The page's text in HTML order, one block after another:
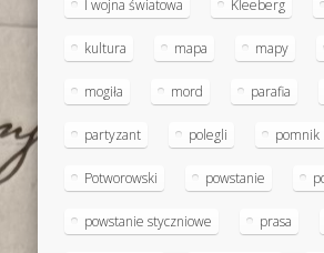
I wojna światowa Kleeberg
kultura mapa mapy
mogiła mord parafia
partyzant polegli pomnik
Potworowski powstanie
powstanie styczniowe prasa